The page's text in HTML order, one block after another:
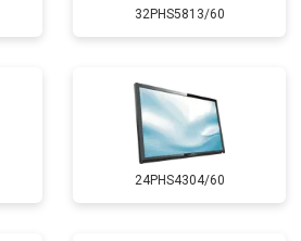
32PHS5813/60
24PHS4304/60